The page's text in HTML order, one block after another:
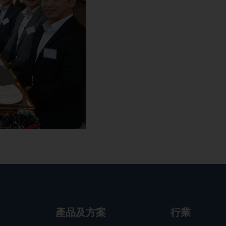
產品及方案 行業